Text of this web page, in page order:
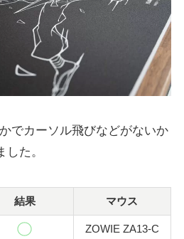
でカーソル飛びなどがないか
た。
結果 マウス
ZOWIE ZA13-C